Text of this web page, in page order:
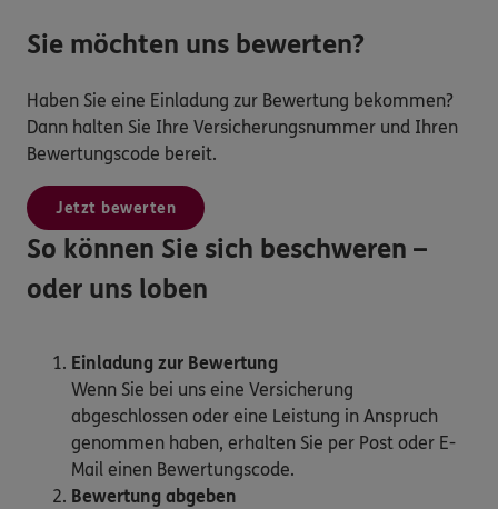
Sie möchten uns bewerten?
Haben Sie eine Einladung zur Bewertung bekommen?
Dann halten Sie Ihre Versicherungsnummer und Ihren
Bewertungscode bereit.
Jetzt bewerten
So können Sie sich beschweren –
oder uns loben
Einladung zur Bewertung
Wenn Sie bei uns eine Versicherung
abgeschlossen oder eine Leistung in Anspruch
genommen haben, erhalten Sie per Post oder E-
Mail einen Bewertungscode.
Bewertung abgeben